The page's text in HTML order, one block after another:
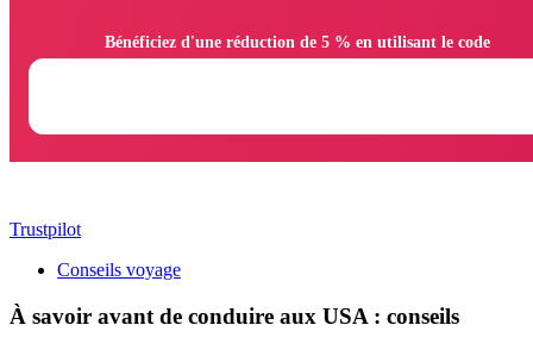
Trustpilot
Conseils voyage
À savoir avant de conduire aux USA : conseils